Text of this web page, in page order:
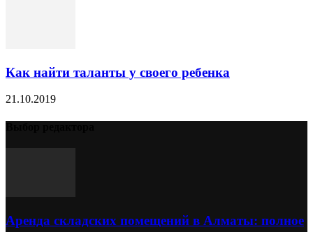
Как найти таланты у своего ребенка
21.10.2019
Аренда складских помещений в Алматы: полное